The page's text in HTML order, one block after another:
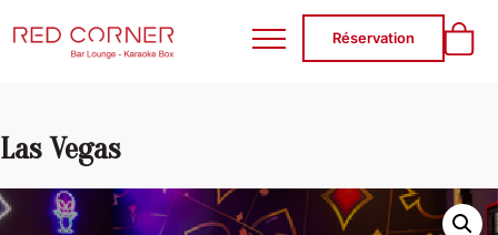
RED CORNER
Réservation
Las Vegas